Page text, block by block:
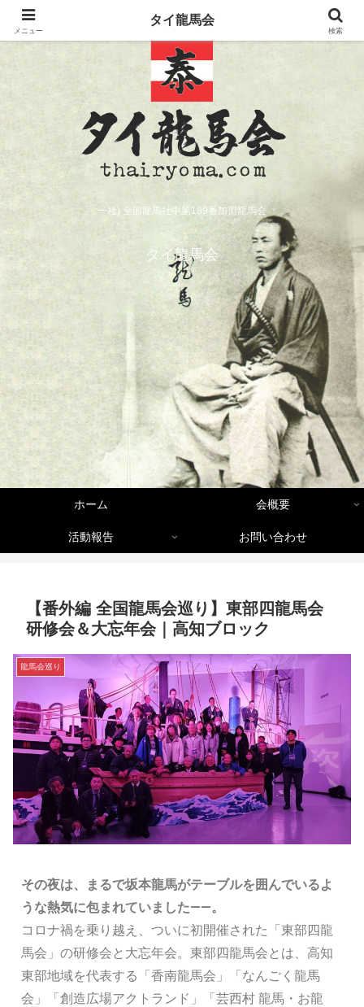
一社) 全国龍馬社中第189番加盟龍馬会
タイ龍馬会
ホーム 会概要
活動報告 お問い合わせ
【番外編 全国龍馬会巡り】東部四龍馬会
研修会＆大忘年会｜高知ブロック
龍馬会巡り
その夜は、まるで坂本龍馬がテーブルを囲んでいるよ
うな熱気に包まれていました――。
コロナ禍を乗り越え、ついに初開催された「東部四龍
馬会」の研修会と大忘年会。東部四龍馬会とは、高知
東部地域を代表する「香南龍馬会」「なんごく龍馬
会」「創造広場アクトランド」「芸西村 龍馬・お龍
メニュー
タイ龍馬会
検索